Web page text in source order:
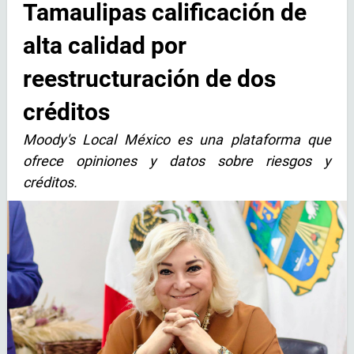
Tamaulipas calificación de
alta calidad por
reestructuración de dos
créditos
Moody's Local México es una plataforma que
ofrece opiniones y datos sobre riesgos y
créditos.